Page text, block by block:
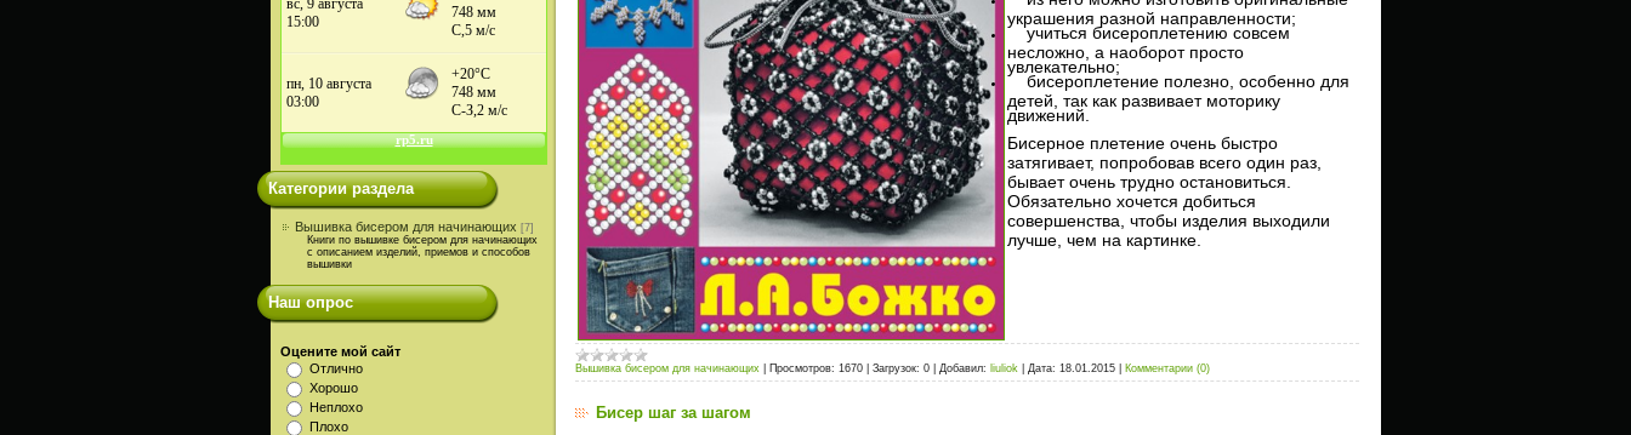
Категории раздела
Вышивка бисером для начинающих [7]
Книги по вышивке бисером для начинающих
с описанием изделий, приемов и способов
вышивки
Наш опрос
Оцените мой сайт
Отлично
Хорошо
Неплохо
Плохо
украшения разной направленности;
учиться бисероплетению совсем
несложно, а наоборот просто
увлекательно;
бисероплетение полезно, особенно для
детей, так как развивает моторику
движений.
Бисерное плетение очень быстро
затягивает, попробовав всего один раз,
бывает очень трудно остановиться.
Обязательно хочется добиться
совершенства, чтобы изделия выходили
лучше, чем на картинке.
Вышивка бисером для начинающих Просмотров: 1670 Загрузок: 0 Добавил: liuliok Дата: 18.01.2015 Комментарии (0)
Бисер шаг за шагом